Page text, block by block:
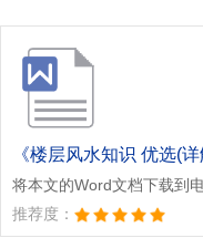
将本文的Word文档下载到
推荐度：